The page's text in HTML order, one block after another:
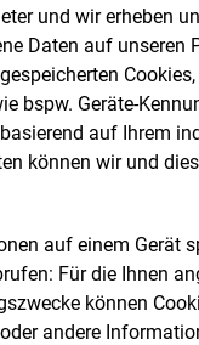
und wir erheben
Daten auf unseren
bspw. Geräte-
auf Ihrem
können wir und
auf einem Gerät
Für die Ihnen
können
andere
in der
zum 1. September den
Hannover.
erzielt mehr Gewinn
an Nord Stream sind